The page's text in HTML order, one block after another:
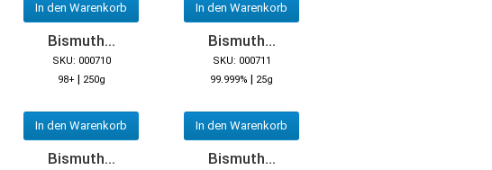
In den Warenkorb In den Warenkorb
Bismuth...
SKU: 000710
98+| 250g
In den Warenkorb
Bismuth...
SKU: 000711
99.999% | 25g
In den Warenkorb
Bismuth... Bismuth...